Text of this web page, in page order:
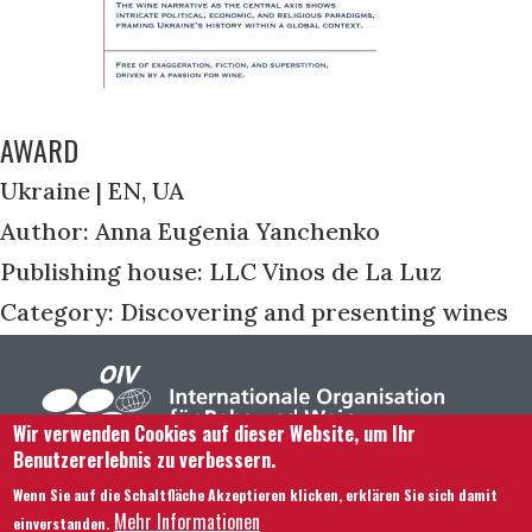
AWARD
Ukraine | EN, UA
Author: Anna Eugenia Yanchenko
Publishing house: LLC Vinos de La Luz
Category: Discovering and presenting wines
Footer menu
Kontaktieren Sie uns
Rechtliche Hinweise
Bedingungen und Konditionen
Wir verwenden Cookies auf dieser Website, um Ihr
Benutzererlebnis zu verbessern.
Wenn Sie auf die Schaltfläche Akzeptieren klicken, erklären Sie sich damit
einverstanden. Mehr Informationen